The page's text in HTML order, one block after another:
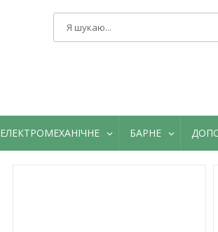
ЕЛЕКТРОМЕХАНІЧНЕ БАРНЕ